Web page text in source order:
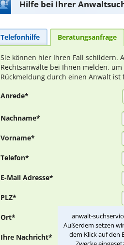
anwalt-
Außerdem setzen
dem Klick auf den
Hilfe bei Ihrer
Telefonhilfe Beratungsanfrage
Sie können hier Ihren Fall schildern.
Rechtsanwälte bei Ihnen melden,
Rückmeldung durch einen Anwalt ist
Anrede*
Nachname*
Vorname*
Telefon*
E-Mail Adresse*
PLZ*
Ort*
Ihre Nachricht*